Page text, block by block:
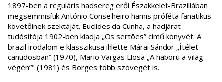
1897-ben a reguláris hadsereg erői Északkelet-Brazíliában
megsemmisítik António Conselheiro hamis próféta fanatikus
követőinek szektáját. Euclides da Cunha, a hadjárat
tudósítója 1902-ben kiadja „Os sertões” című könyvét. A
brazil irodalom e klasszikusa ihlette Márai Sándor „Ítélet
canudosban” (1970), Mario Vargas Llosa „A háború a világ
végén”" (1981) és Borges több szövegét is.